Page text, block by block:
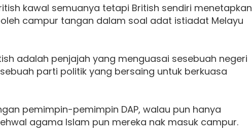
kawal semuanya tetapi British sendiri menetapkan
campur tangan dalam soal adat istiadat Melayu
adalah penjajah yang menguasai sesebuah negeri
parti politik yang bersaing untuk berkuasa
pemimpin-pemimpin DAP, walau pun hanya
agama Islam pun mereka nak masuk campur.